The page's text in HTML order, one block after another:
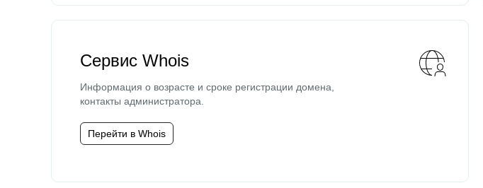
Сервис Whois
Информация о возрасте и сроке регистрации домена,
контакты администратора.
Перейти в Whois